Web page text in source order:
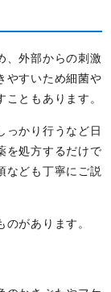
、外部からの刺激
やすいため細菌や
ともあります。
っかり行うなど日
を処方するだけで
なども丁寧にご説
があります。